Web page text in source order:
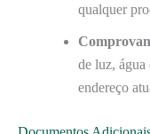
qualquer
de luz, água
endereço